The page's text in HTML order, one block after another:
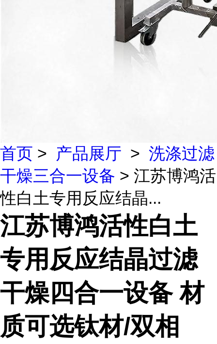
首页 > 产品展厅 > 洗涤过滤
干燥三合一设备 > 江苏博鸿活
性白土专用反应结晶...
江苏博鸿活性白土
专用反应结晶过滤
干燥四合一设备 材
质可选钛材/双相